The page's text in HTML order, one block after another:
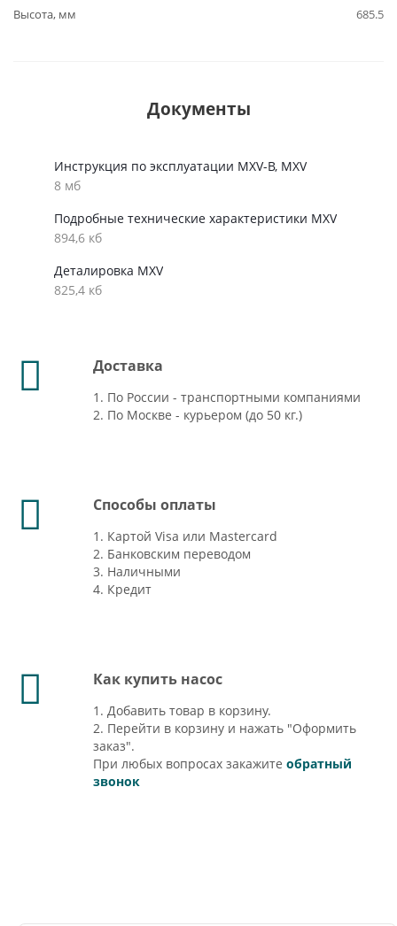
Высота, мм
685.5
Документы
Инструкция по эксплуатации MXV-B, MXV
8 мб
Подробные технические характеристики MXV
894,6 кб
Деталировка MXV
825,4 кб
Доставка
1. По России - транспортными компаниями
2. По Москве - курьером (до 50 кг.)
Способы оплаты
1. Картой Visa или Mastercard
2. Банковским переводом
3. Наличными
4. Кредит
Как купить насос
1. Добавить товар в корзину.
2. Перейти в корзину и нажать "Оформить
заказ".
При любых вопросах закажите обратный
звонок